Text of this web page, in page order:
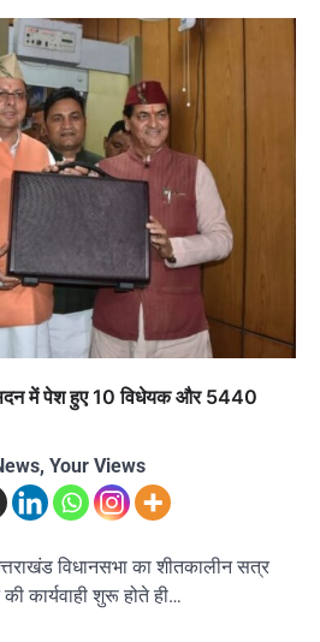
में पेश हुए 10 विधेयक और 5440
Your Views
विधानसभा का शीतकालीन सत्र
कार्यवाही शुरू होते ही…